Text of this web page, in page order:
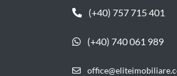
(+40) 757 715 401
(+40) 740 061 989